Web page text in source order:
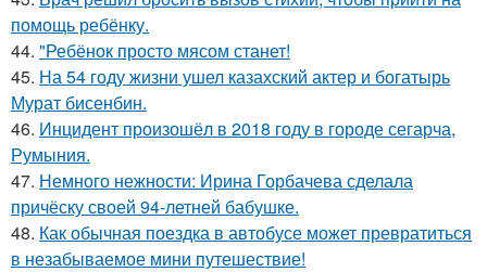
помощь ребёнку.
44. "Ребёнок просто мясом станет!
45. На 54 году жизни ушел казахский актер и богатырь
Мурат бисенбин.
46. Инцидент произошёл в 2018 году в городе сегарча,
Румыния.
47. Немного нежности: Ирина Горбачева сделала
причёску своей 94-летней бабушке.
48. Как обычная поездка в автобусе может превратиться
в незабываемое мини путешествие!